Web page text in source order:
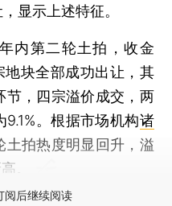
显示上述特征。
第二轮土拍，收金
地块全部成功出让，其
节，四宗溢价成交，两
。根据市场机构诸
土拍热度明显回升，溢
。
阅后继续阅读